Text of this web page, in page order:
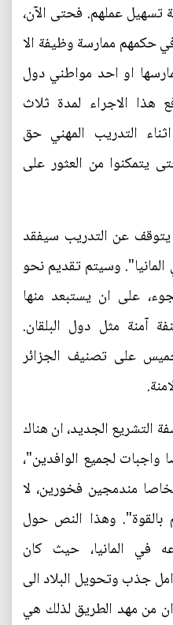
تسهيل عملهم. فحتى الآن،
حكمهم ممارسة وظيفة الا
او احد مواطني دول
هذا الاجراء لمدة ثلاث
التدريب المهني حق
يتمكنوا من العثور على
عن التدريب سيفقد
المانيا". وسيتم تقديم نحو
على ان يستبعد منها
آمنة مثل دول البلقان.
على تصنيف الجزائر
التشريع الجديد، ان هناك
لجميع الوافدين"،
مندمجين فخورين، لا
بالقوة". وهذا النص حول
في المانيا، حيث كان
جذب وتحويل البلاد الى
من مهد الطريق لذلك هي